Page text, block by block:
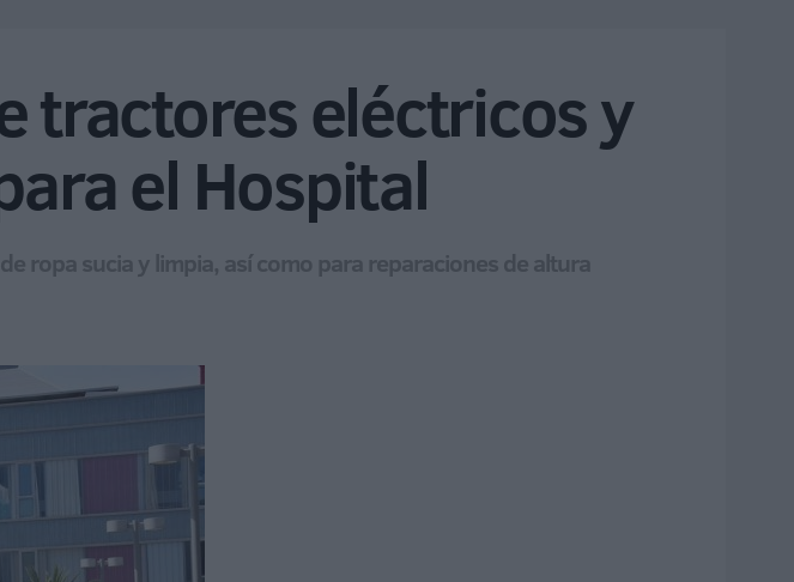
tractores eléctricos y
el Hospital
ropa sucia y limpia, así como para reparaciones de altura